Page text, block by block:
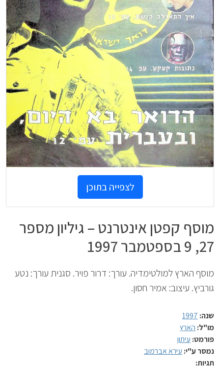
לצפייה בתוכן
מוסף קפטן אינטרנט – גיליון מספר
27, 9 בספטמבר 1997
מוסף הארץ למולטימדיה. עורך: דרור פויר. סגנית עורך: נטע
גורביץ. עיצוב: אמיר חסון.
שנה: 1997
מו"ל: הארץ
פורמט: עיתון
נמסר ע"י: עירא אברמוב
תגיות: